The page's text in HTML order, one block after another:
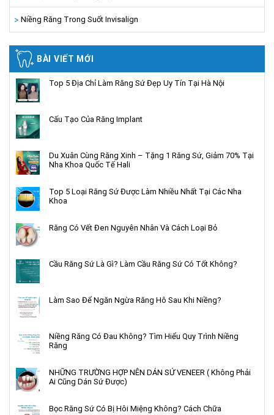
Niềng Răng Trong Suốt Invisalign
BÀI VIẾT MỚI
Top 5 Địa Chỉ Làm Răng Sứ Đẹp Uy Tín Tại Hà Nội
Cấu Tạo Của Răng Implant
Du Xuân Cùng Răng Xinh – Tặng 1 Răng Sứ, Giảm 70% Tại
Nha Khoa Quốc Tế Hali
Top 5 Loại Răng Sứ Được Làm Nhiều Nhất Tại Các Nha
Khoa
Răng Có Vết Đen Nguyên Nhân Và Cách Loại Bỏ
Cầu Răng Sứ Là Gì? Làm Cầu Răng Sứ Có Tốt Không?
Làm Sao Để Ngăn Ngừa Răng Hô Sau Khi Niềng?
Niềng Răng Có Đau Không? Tìm Hiểu Quy Trình Niềng
Răng
NHỮNG TRƯỜNG HỢP NÊN DÁN SỨ VENEER ( Không Phải
Ai Cũng Dán Sứ Được)
Bọc Răng Sứ Có Bị Hôi Miệng Không? Cách Chữa